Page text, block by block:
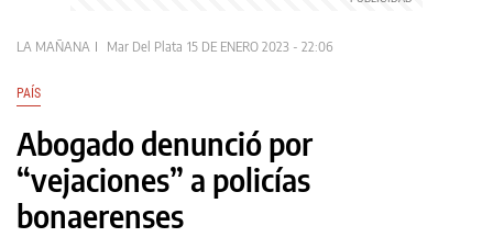
LA MAÑANA Mar Del Plata 15 DE ENERO 2023 - 22:06
PAÍS
Abogado denunció por
“vejaciones” a policías
bonaerenses